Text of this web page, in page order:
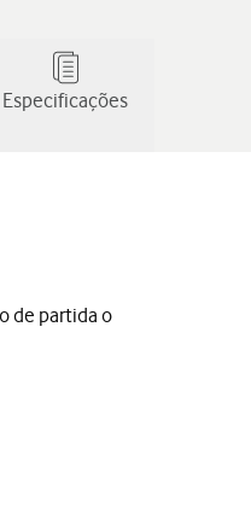
Especificações
de partida o